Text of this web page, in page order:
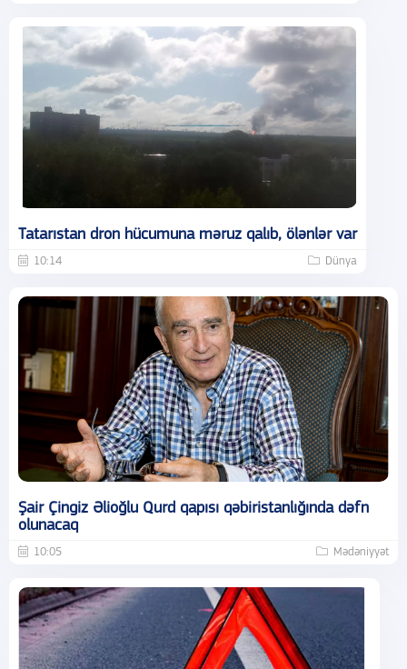
Tatarıstan dron hücumuna məruz qalıb, ölənlər var
10:14 Dünya
Şair Çingiz Əlioğlu Qurd qapısı qəbiristanlığında dəfn
olunacaq
10:05 Mədəniyyət